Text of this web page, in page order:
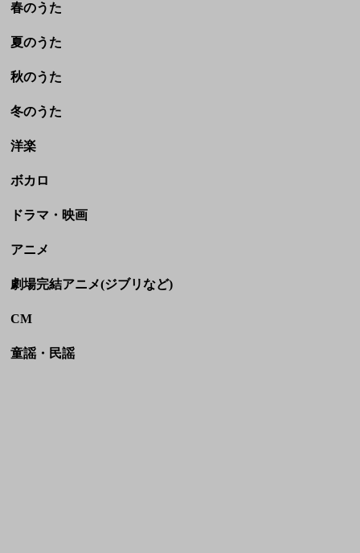
春のうた
夏のうた
秋のうた
冬のうた
洋楽
ボカロ
ドラマ・映画
アニメ
劇場完結アニメ(ジブリなど)
CM
童謡・民謡